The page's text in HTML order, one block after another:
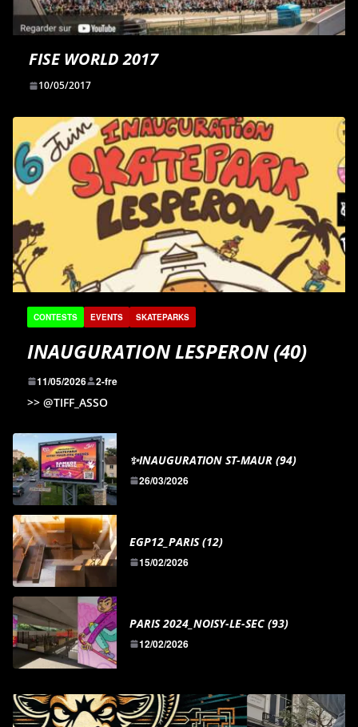
FISE WORLD 2017
10/05/2017
CONTESTS EVENTS SKATEPARKS
INAUGURATION LESPERON (40)
11/05/2026 2-fre
>> @TIFF_ASSO
✨INAUGURATION ST-MAUR (94)
26/03/2026
EGP12_PARIS (12)
15/02/2026
PARIS 2024_NOISY-LE-SEC (93)
12/02/2026